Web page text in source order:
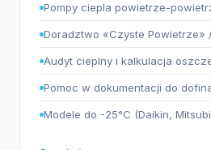
Pompy ciepla powietrze-
Doradztwo «Czyste Powietrze»
Audyt cieplny i kalkulacja
Pomoc w dokumentacji do
Modele do -25°C (Daikin,